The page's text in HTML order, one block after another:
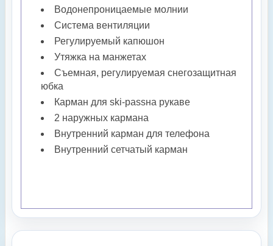
Водонепроницаемые молнии
Система вентиляции
Регулируемый капюшон
Утяжка на манжетах
Съемная, регулируемая снегозащитная
юбка
Карман для ski-passна рукаве
2 наружных кармана
Внутренний карман для телефона
Внутренний сетчатый карман